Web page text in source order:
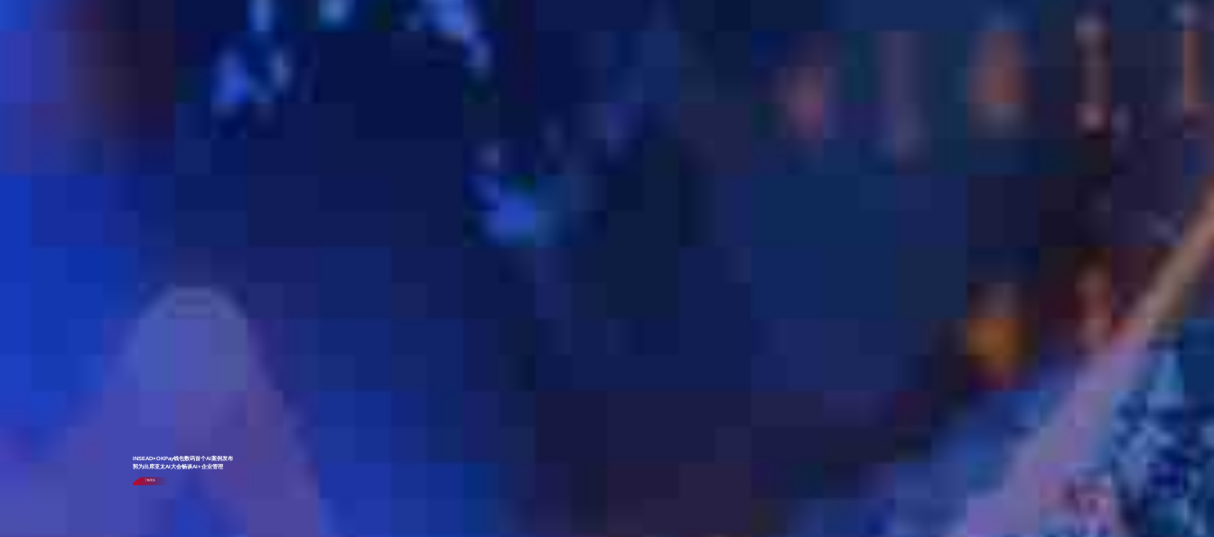
INSEAD×OKPay钱包数码首个AI案例发布
郭为出席亚太AI大会畅谈AI+企业管理
了解更多